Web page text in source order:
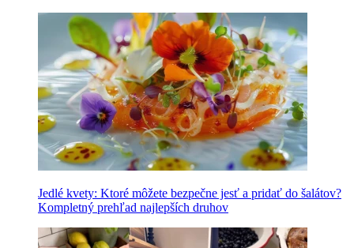
Jedlé kvety: Ktoré môžete bezpečne jesť a pridať do šalátov?
Kompletný prehľad najlepších druhov